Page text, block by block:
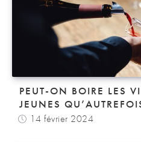
PEUT-ON BOIRE LES
JEUNES
14 février 2024